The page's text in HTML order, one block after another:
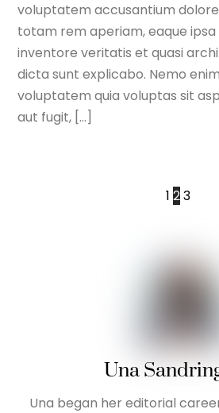
voluptatem accusantium
totam rem aperiam, eaque ipsa
inventore veritatis et quasi
dicta sunt explicabo. Nemo
voluptatem quia voluptas sit
aut fugit, […]
1 23
Una
Una began her editorial